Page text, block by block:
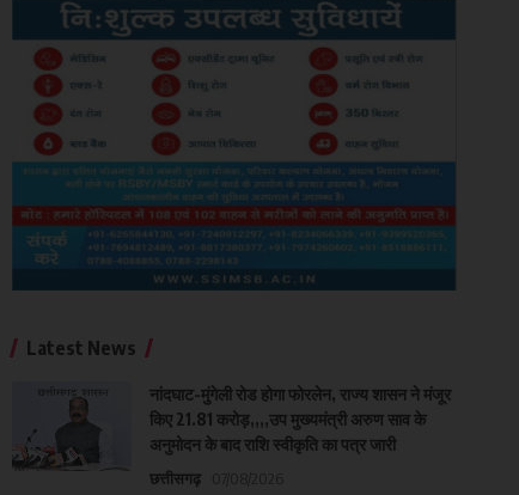
Latest News
नांदघाट-मुंगेली रोड होगा फोरलेन, राज्य शासन ने मंजूर
किए 21.81 करोड़,,,,उप मुख्यमंत्री अरुण साव के
अनुमोदन के बाद राशि स्वीकृति का पत्र जारी
छत्तीसगढ़